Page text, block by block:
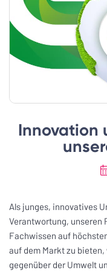
Innovation
Als junges, innovatives
Verantwortung, unseren
Fachwissen auf
auf dem Markt zu
gegenüber der Umwelt